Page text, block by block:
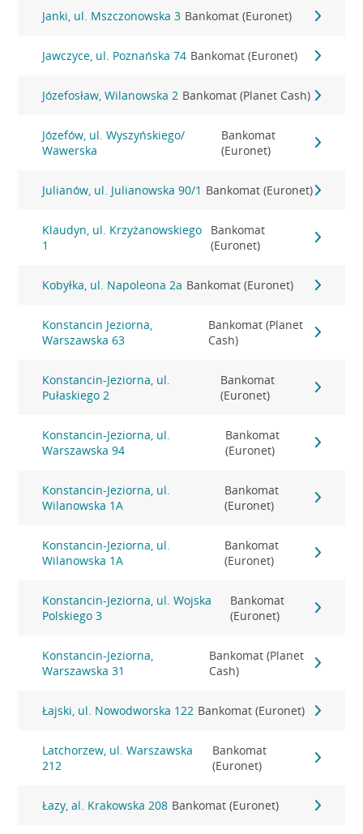
Janki, ul. Mszczonowska 3 Bankomat (Euronet)
Jawczyce, ul. Poznańska 74 Bankomat (Euronet)
Józefosław, Wilanowska 2 Bankomat (Planet Cash)
Józefów, ul. Wyszyńskiego/
Wawerska
Bankomat
(Euronet)
Julianów, ul. Julianowska 90/1 Bankomat (Euronet)
Klaudyn, ul. Krzyżanowskiego
1
Bankomat
(Euronet)
Kobyłka, ul. Napoleona 2a Bankomat (Euronet)
Konstancin Jeziorna,
Warszawska 63
Bankomat (Planet
Cash)
Konstancin-Jeziorna, ul.
Pułaskiego 2
Bankomat
(Euronet)
Konstancin-Jeziorna, ul.
Warszawska 94
Bankomat
(Euronet)
Konstancin-Jeziorna, ul.
Wilanowska 1A
Bankomat
(Euronet)
Konstancin-Jeziorna, ul.
Wilanowska 1A
Bankomat
(Euronet)
Konstancin-Jeziorna, ul. Wojska
Polskiego 3
Bankomat
(Euronet)
Konstancin-Jeziorna,
Warszawska 31
Bankomat (Planet
Cash)
Łajski, ul. Nowodworska 122 Bankomat (Euronet)
Latchorzew, ul. Warszawska
212
Bankomat
(Euronet)
Łazy, al. Krakowska 208 Bankomat (Euronet)